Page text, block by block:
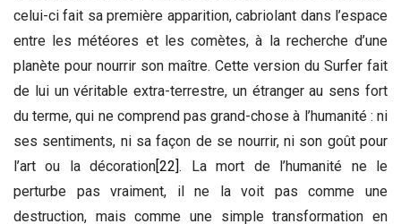
celui-ci fait sa première apparition, cabriolant dans l’espace
entre les météores et les comètes, à la recherche d’une
planète pour nourrir son maître. Cette version du Surfer fait
de lui un véritable extra-terrestre, un étranger au sens fort
du terme, qui ne comprend pas grand-chose à l’humanité : ni
ses sentiments, ni sa façon de se nourrir, ni son goût pour
l’art ou la décoration[22]. La mort de l’humanité ne le
perturbe pas vraiment, il ne la voit pas comme une
destruction, mais comme une simple transformation en